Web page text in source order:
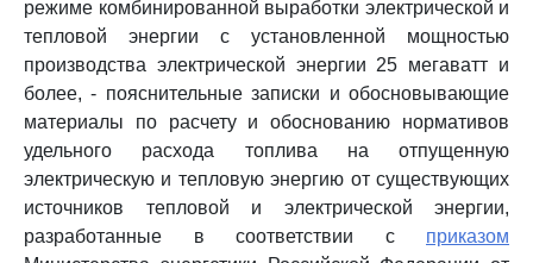
режиме комбинированной выработки электрической и
тепловой энергии с установленной мощностью
производства электрической энергии 25 мегаватт и
более, - пояснительные записки и обосновывающие
материалы по расчету и обоснованию нормативов
удельного расхода топлива на отпущенную
электрическую и тепловую энергию от существующих
источников тепловой и электрической энергии,
разработанные в соответствии с приказом